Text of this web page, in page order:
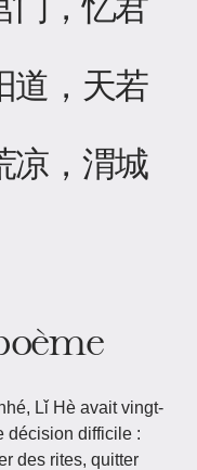
道，天若
凉，渭城
Lǐ Hè avait vingt-
décision difficile :
des rites, quitter